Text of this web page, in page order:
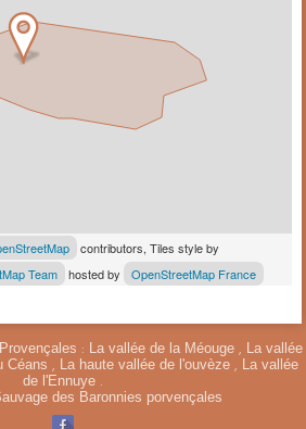
contributors, Tiles style by
Team
hosted by OpenStreetMap France
: La vallée de la Méouge,
La vallée
Céans La haute vallée de l'ouvèze
La vallée
de l'Ennuye
des Baronnies porvençales